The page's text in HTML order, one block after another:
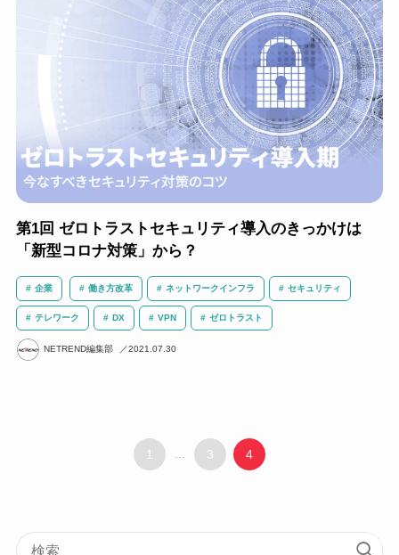
第1回 ゼロトラストセキュリティ導入のきっかけは
「新型コロナ対策」から？
企業 働き方改革 ネットワークインフラ セキュリティ
テレワーク DX VPN ゼロトラスト
NETREND編集部 2021.07.30
1 ... 3 4